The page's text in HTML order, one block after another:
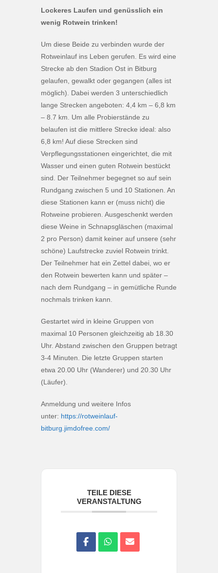
Lockeres Laufen und genüsslich ein
wenig Rotwein trinken!
Um diese Beide zu verbinden wurde der
Rotweinlauf ins Leben gerufen. Es wird eine
Strecke ab den Stadion Ost in Bitburg
gelaufen, gewalkt oder gegangen (alles ist
möglich). Dabei werden 3 unterschiedlich
lange Strecken angeboten: 4,4 km – 6,8 km
– 8.7 km. Um alle Probierstände zu
belaufen ist die mittlere Strecke ideal: also
6,8 km! Auf diese Strecken sind
Verpflegungsstationen eingerichtet, die mit
Wasser und einen guten Rotwein bestückt
sind. Der Teilnehmer begegnet so auf sein
Rundgang zwischen 5 und 10 Stationen. An
diese Stationen kann er (muss nicht) die
Rotweine probieren. Ausgeschenkt werden
diese Weine in Schnapsgläschen (maximal
2 pro Person) damit keiner auf unsere (sehr
schöne) Laufstrecke zuviel Rotwein trinkt.
Der Teilnehmer hat ein Zettel dabei, wo er
den Rotwein bewerten kann und später –
nach dem Rundgang – in gemütliche Runde
nochmals trinken kann.
Gestartet wird in kleine Gruppen von
maximal 10 Personen gleichzeitig ab 18.30
Uhr. Abstand zwischen den Gruppen betragt
3-4 Minuten. Die letzte Gruppen starten
etwa 20.00 Uhr (Wanderer) und 20.30 Uhr
(Läufer).
Anmeldung und weitere Infos
unter: https://rotweinlauf-
bitburg.jimdofree.com/
TEILE DIESE
VERANSTALTUNG